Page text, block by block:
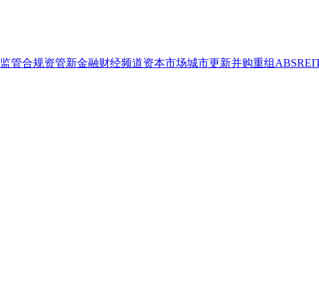
监管合规资管新金融财经频道资本市场城市更新并购重组 ABS